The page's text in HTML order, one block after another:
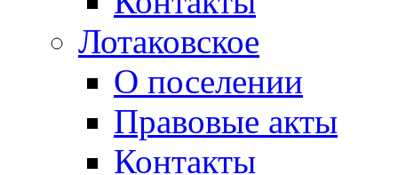
Лотаковское
О поселении
Правовые акты
Контакты